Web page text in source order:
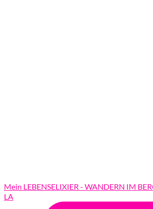
Mein LEBENSELIXIER - WANDERN IM
LA